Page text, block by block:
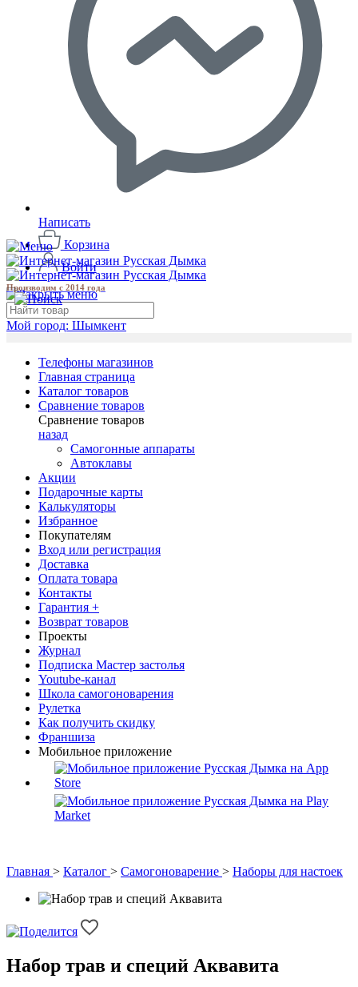
Написать
Корзина
Войти
Производим с 2014 года
Мой город: Шымкент
Телефоны магазинов
Главная страница
Каталог товаров
Сравнение товаров
Сравнение товаров
назад
Самогонные аппараты
Автоклавы
Акции
Подарочные карты
Калькуляторы
Избранное
Покупателям
Вход или регистрация
Доставка
Оплата товара
Контакты
Гарантия +
Возврат товаров
Проекты
Журнал
Подписка Мастер застолья
Youtube-канал
Школа самогоноварения
Рулетка
Как получить скидку
Франшиза
Мобильное приложение
Главная > Каталог > Самогоноварение > Наборы для настоек
Набор трав и специй Аквавита